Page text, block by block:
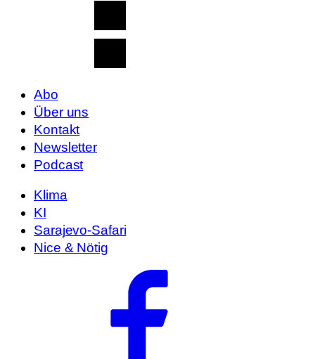
Abo
Über uns
Kontakt
Newsletter
Podcast
Klima
KI
Sarajevo-Safari
Nice & Nötig